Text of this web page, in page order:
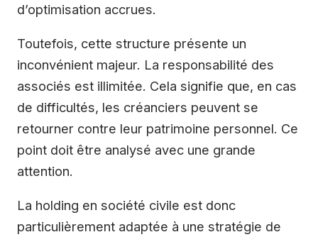
d’optimisation accrues.
Toutefois, cette structure présente un
inconvénient majeur. La responsabilité des
associés est illimitée. Cela signifie que, en cas
de difficultés, les créanciers peuvent se
retourner contre leur patrimoine personnel. Ce
point doit être analysé avec une grande
attention.
La holding en société civile est donc
particulièrement adaptée à une stratégie de